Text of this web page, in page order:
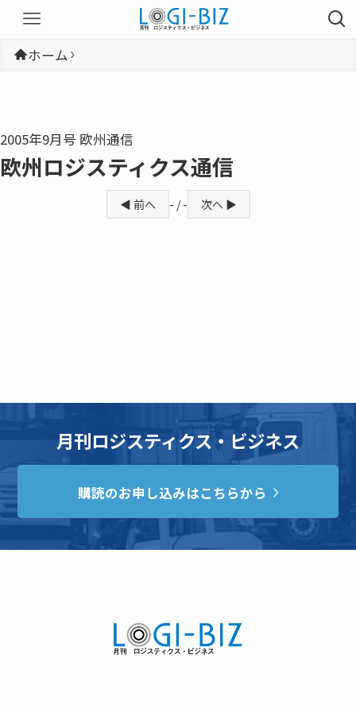
ホーム
2005年9月号 欧州通信
欧州ロジスティクス通信
◀ 前へ - / - 次へ ▶
月刊ロジスティクス・ビジネス
購読のお申し込みはこちらから